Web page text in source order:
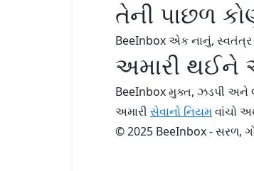
તેની પાછળ
અમારી
BeeInbox મુક્ત, ઝડપી અને
અમારી સેવાનો નિયમવાંચો
© 2025 BeeInbox - સરળ,